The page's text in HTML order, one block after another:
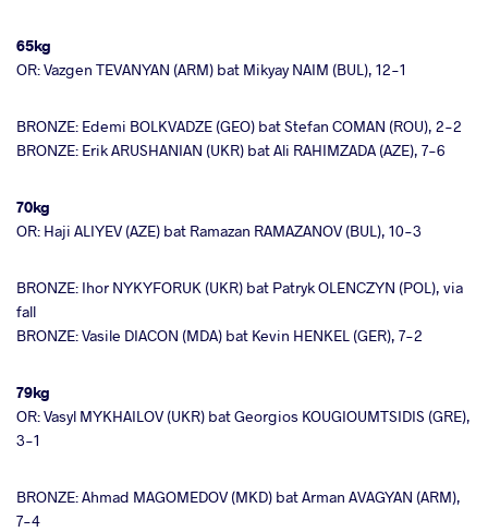
65kg
OR: Vazgen TEVANYAN (ARM) bat Mikyay NAIM (BUL), 12-1
BRONZE: Edemi BOLKVADZE (GEO) bat Stefan COMAN (ROU), 2-2
BRONZE: Erik ARUSHANIAN (UKR) bat Ali RAHIMZADA (AZE), 7-6
70kg
OR: Haji ALIYEV (AZE) bat Ramazan RAMAZANOV (BUL), 10-3
BRONZE: Ihor NYKYFORUK (UKR) bat Patryk OLENCZYN (POL), via
fall
BRONZE: Vasile DIACON (MDA) bat Kevin HENKEL (GER), 7-2
79kg
OR: Vasyl MYKHAILOV (UKR) bat Georgios KOUGIOUMTSIDIS (GRE),
3-1
BRONZE: Ahmad MAGOMEDOV (MKD) bat Arman AVAGYAN (ARM),
7-4